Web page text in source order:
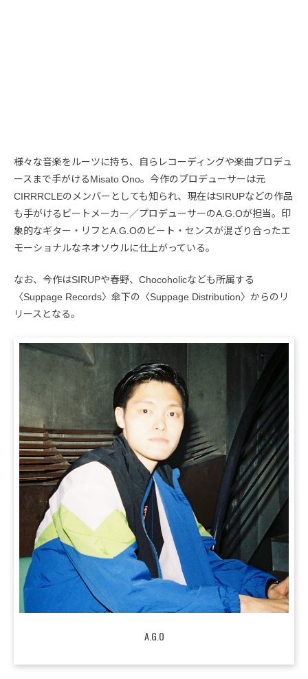
様々な音楽をルーツに持ち、自らレコーディングや楽曲プロデュ
ースまで手がけるMisato Ono。今作のプロデューサーは元
CIRRRCLEのメンバーとしても知られ、現在はSIRUPなどの作品
も手がけるビートメーカー／プロデューサーのA.G.Oが担当。印
象的なギター・リフとA.G.Oのビート・センスが混ざり合ったエ
モーショナルなネオソウルに仕上がっている。
なお、今作はSIRUPや春野、Chocoholicなども所属する
〈Suppage Records〉傘下の〈Suppage Distribution〉からのリ
リースとなる。
A.G.O